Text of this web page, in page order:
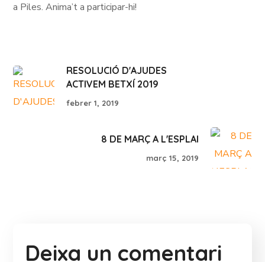
a Piles. Anima’t a participar-hi!
RESOLUCIÓ D'AJUDES
ACTIVEM BETXÍ 2019
febrer 1, 2019
8 DE MARÇ A L'ESPLAI
març 15, 2019
Deixa un comentari